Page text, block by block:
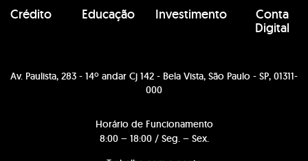
Crédito Educação Investimento
Conta
Digital
Av. Paulista, 283 - 14º andar Cj 142 - Bela Vista, São Paulo - SP, 01311-
000
Horário de Funcionamento
8:00 – 18:00 / Seg. – Sex.